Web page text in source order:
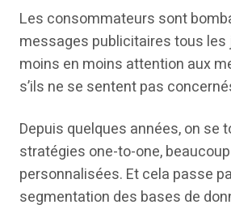
Les consommateurs sont
messages publicitaires tous
moins en moins attention aux
s’ils ne se sentent pas
Depuis quelques années, on se
stratégies one-to-one,
personnalisées. Et cela passe
segmentation des bases de